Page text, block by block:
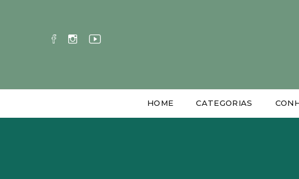
HOME CATEGORIAS